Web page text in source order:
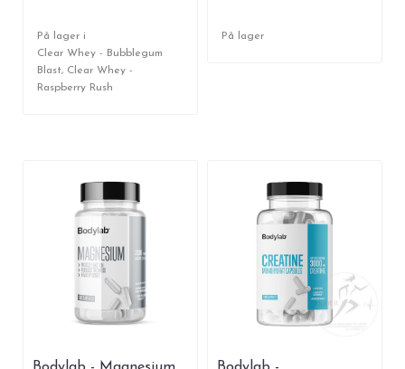
På lager i
Clear Whey - Bubblegum
Blast, Clear Whey -
Raspberry Rush
På lager